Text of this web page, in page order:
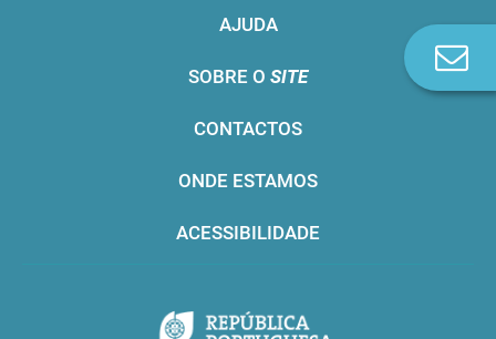
AJUDA
SOBRE O SITE
CONTACTOS
ONDE ESTAMOS
ACESSIBILIDADE